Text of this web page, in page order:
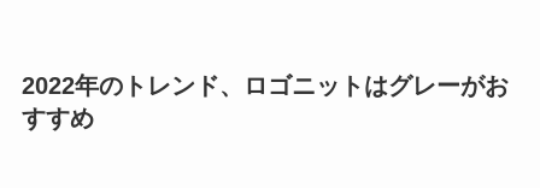
2022年のトレンド、ロゴニットはグレーがお
すすめ